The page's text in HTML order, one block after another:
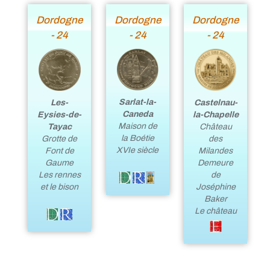
Dordogne
- 24
Les-
Eysies-de-
Tayac
Grotte de
Font de
Gaume
Les rennes
et le bison
Dordogne
- 24
Sarlat-la-
Caneda
Maison de
la Boétie
XVIe siècle
Dordogne
- 24
Castelnau-
la-Chapelle
Château
des
Milandes
Demeure
de
Joséphine
Baker
Le château